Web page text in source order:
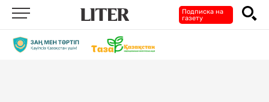
Подписка на
газету